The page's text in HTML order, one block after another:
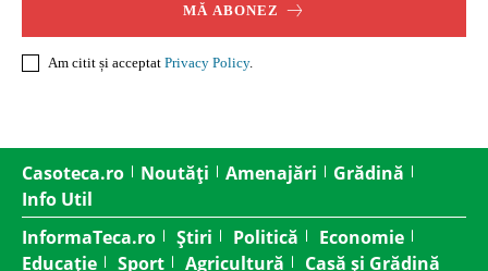
MĂ ABONEZ
Am citit și acceptat Privacy Policy.
Casoteca.ro Noutăți Amenajări
Grădină
Info Util
InformaTeca.ro
Știri Politică
Economie
Educație
Sport Agricultură Casă și Grădină